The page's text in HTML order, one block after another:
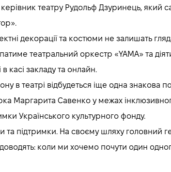
театру Рудольф Дзуринець, який
декорації та костюми не залишать
театральний оркестр «YAMA» та
в касі закладу та онлайн.
в театрі відбудеться іще одна знакова
Маргарита Савенко у межах
Українського культурного фонду.
підтримки. На своєму шляху головний
коли ми хочемо почути один